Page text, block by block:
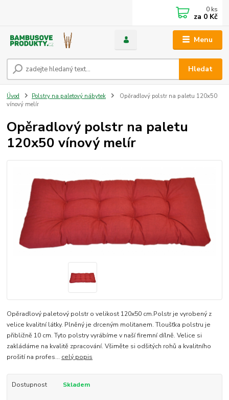
Menu
Hledat
0 ks
za 0 Kč
Úvod Polstry na paletový nábytek
Opěradlový polstr na paletu 120x50
vínový melír
Opěradlový polstr na paletu
120x50 vínový melír
Opěradlový paletový polstr o velikost 120x50 cm.Polstr je vyrobený z
velice kvalitní látky. Plněný je drceným molitanem. Tloušťka polstru je
přibližně 10 cm. Tyto polstry vyrábíme v naší firemní dílně. Velice si
zakládáme na kvalitě zpracování. Všiměte si odšitých rohů a kvalitního
prošití na profes... celý popis
Dostupnost Skladem